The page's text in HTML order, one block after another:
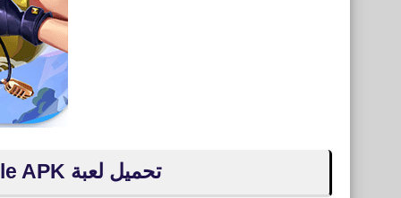
تحميل لعبة Sigma Battle Royale APK للأندرويد